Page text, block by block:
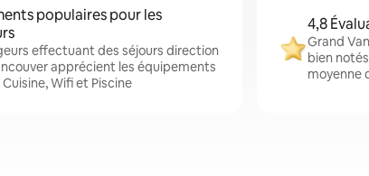
populaires pour les
effectuant des séjours direction
apprécient les équipements
Wifi et Piscine
4,8
Grand
bien
moyenne